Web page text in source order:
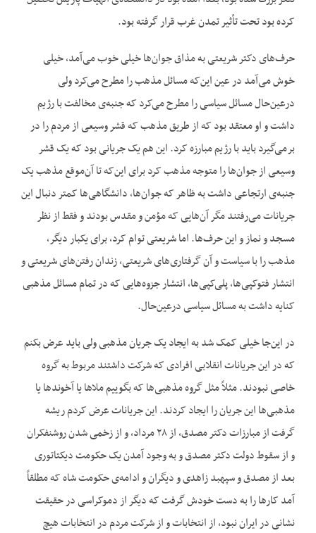
کرده بود تحت تأثیر تمدن غرب قرار گرفته بود.
حرف‌های دکتر شریعتی به مذاق جوان‌ها خیلی خوب می‌آمد، خیلی
خوش می‌آمد در عین این‌که مسائل مذهب را مطرح می‌کرد ولی
درعین‌حال مسائل سیاسی را مطرح می‌کرد که جنبه‌ی مخالفت با رژیم
داشت و او معتقد بود که از طریق مذهب که قشر وسیعی از مردم را در
برمی‌گیرد باید با رژیم مبارزه کرد. این هم یک جریانی بود که یک قشر
وسیعی از جوان‌ها را متوجه مذهب کرد برای این‌که تا آن‌موقع مذهب یک
جنبه‌ی ارتجاعی داشت به ظاهر که جوان‌ها، دانشگاهی‌ها کمتر دنبال این
جریانات می‌رفتند مگر آن‌هایی که مؤمن و مقدس بودند و فقط از نظر
مسجد و نماز و این حرف‌ها. اما شریعتی توام کرد، برای یکبار دیگر،
مذهب را با سیاست و آن گرفتاری‌های شریعتی، زندان رفتن‌های شریعتی و
انتشار فتوکپی‌ها، پلی‌کپی‌ها، انتشار جزوه‌هایی که در تمام مسائل مذهبی
کنایه داشت به مسائل سیاسی درعین‌حال.
در این‌جا خیلی کمک شد به ایجاد یک جریان مذهبی ولی باید عرض بکنم
که در این جریانات انقلابی افرادی که شرکت داشتند مربوط به گروه
خاصی نبودند. مثلاً مثل گروه مذهبی‌ها که بگوییم ملاها یا آخوندها یا
مذهبی‌ها این جریان را ایجاد کردند. این جریانات عرض کردم ریشه
گرفت از مبارزات دکتر مصدق، از ۲۸ مرداد، و از زخمی شدن روشنفکران
و از سقوط دولت دکتر مصدق و به وجود آمدن یک حکومت دیکتاتوری
بعد از مصدق و سپهبد زاهدی و دیگران و ادامه‌ی حکومت شاه که مطلقاً
آمد کارها را به دست خودش گرفت که دیگر از دموکراسی در حقیقت
نشانی در ایران نبود، از انتخابات و از شرکت مردم در انتخابات هیچ